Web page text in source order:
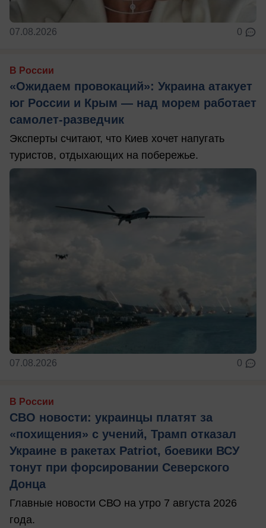
07.08.2026 0
В России
«Ожидаем провокаций»: Украина атакует
юг России и Крым — над морем работает
самолет-разведчик
Эксперты считают, что Киев хочет напугать
туристов, отдыхающих на побережье.
07.08.2026 0
В России
СВО новости: украинцы платят за
«похищения» с учений, Трамп отказал
Украине в ракетах Patriot, боевики ВСУ
тонут при форсировании Северского
Донца
Главные новости СВО на утро 7 августа 2026
года.